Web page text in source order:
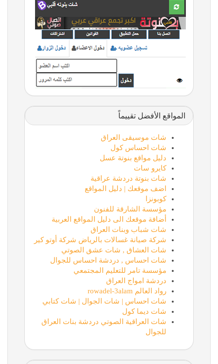
المواقع الأفضل تقييماً
شات موسيقى العراق
شات احساس كول
دليل مواقع بنوتة عسل
كايرو سات
شات بنوتة دردشة عراقية
اضف موقعك | دليل المواقع
كوبونزا
مؤسسة الشارقة للفنون
أضافة موقعك الى دليل المواقع العربية
شات شباب وبنات العراق
شركة صيانة غسالات بالرياض شركة أوتو كير
شات العشاق , شات عشق الصوتي
شات احساس , دردشة احساس للجوال
مؤسسة تامر للتعليم المجتمعي
دردشة امواج العراق
رواد العالم rowadel-3alam
شات احساس | شات الجوال | شات كتابي
شات ديما كول
شات العراقية الصوتي دردشة بنات العراق
للجوال